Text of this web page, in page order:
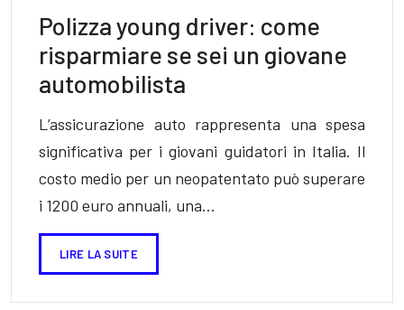
Polizza young driver: come
risparmiare se sei un giovane
automobilista
L’assicurazione auto rappresenta una spesa
significativa per i giovani guidatori in Italia. Il
costo medio per un neopatentato può superare
i 1200 euro annuali, una…
LIRE LA SUITE